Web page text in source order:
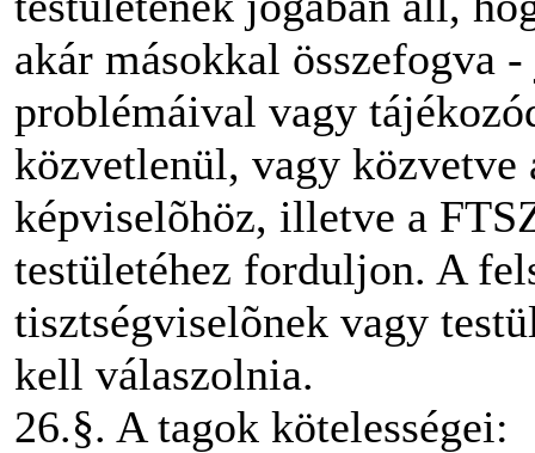
akár másokkal összefogva
problémáival vagy
közvetlenül, vagy közvetve
képviselõhöz, illetve a
testületéhez forduljon. A
tisztségviselõnek vagy
kell válaszolnia.
26.§. A tagok kötelességei: